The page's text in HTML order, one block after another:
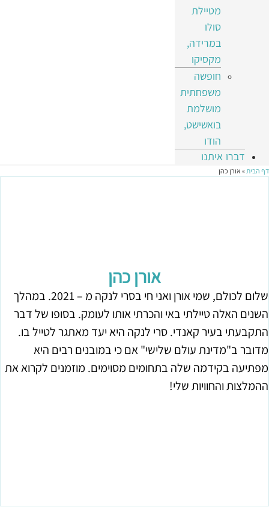
מטיילת
סולו
במרידה,
מקסיקו
חופשה
משפחתית
מושלמת
בואשישט,
הודו
דברו איתנו
דף הבית » אורן כהן
אורן כהן
שלום לכולם, שמי אורן ואני חי בסרי לנקה מ – 2021. במהלך
השנים האלה טיילתי באי והכרתי אותו לעומק. בסופו של דבר
התקבעתי בעיר קאנדי. סרי לנקה היא יעד מאתגר לטייל בו.
מדובר ב"מדינת עולם שלישי" אם כי במובנים רבים היא
מפתיעה בקידמה שלה בתחומים מסוימים. מוזמנים לקרוא את
ההמלצות והחוויות שלי!